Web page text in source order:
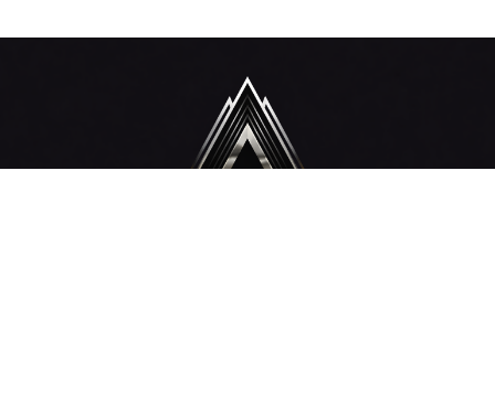
τράπεζα. Ψάχνεις τον άνθρωπό σου.